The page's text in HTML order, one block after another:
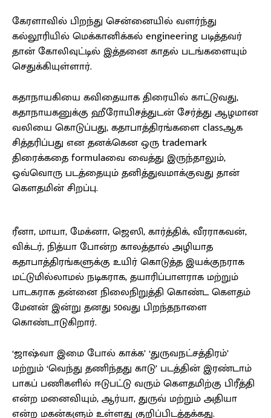
கேரளாவில் பிறந்து சென்னையில் வளர்ந்து
கல்லூரியில் மெக்கானிக்கல் engineering படித்தவர்
தான் கோலிவுட்டில் இத்தனை காதல் படங்களையும்
செதுக்கியுள்ளார்.
கதாநாயகியை கவிதையாக திரையில் காட்டுவது,
கதாநாயகனுக்கு ஹீரோயிசத்துடன் சேர்த்து ஆழமான
வலியை கொடுப்பது, கதாபாத்திரங்களை classஆக
சித்தரிப்பது என தனக்கென ஒரு trademark
திரைக்கதை formulaவை வைத்து இருந்தாலும்,
ஒவ்வொரு படத்தையும் தனித்துவமாக்குவது தான்
கௌதமின் சிறப்பு.
ரீனா, மாயா, மேக்னா, ஜெஸி, கார்த்திக், வீரராகவன்,
விக்டர், நித்யா போன்ற காலத்தால் அழியாத
கதாபாத்திரங்களுக்கு உயிர் கொடுத்த இயக்குநராக
மட்டுமில்லாமல் நடிகராக, தயாரிப்பாளராக மற்றும்
பாடகராக தன்னை நிலைநிறுத்தி கொண்ட கௌதம்
மேனன் இன்று தனது 50வது பிறந்தநாளை
கொண்டாடுகிறார்.
‘ஜாஷ்வா இமை போல் காக்க’ ‘துருவநட்சத்திரம்’
மற்றும் ‘வெந்து தணிந்தது காடு’ படத்தின் இரண்டாம்
பாகப் பணிகளில் ஈடுபட்டு வரும் கௌதமிற்கு பிரீத்தி
என்ற மனைவியும், ஆர்யா, துருவ் மற்றும் அதியா
என்ற மகன்களும் உள்ளது குறிப்பிடத்தக்கது.